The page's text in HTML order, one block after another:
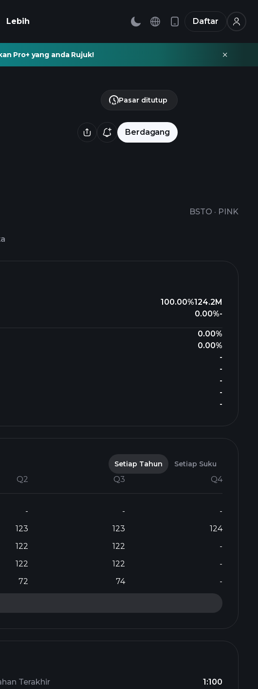
Lebih Daftar
Pro+ yang anda Rujuk!
Berdagang
BSTO · PINK
Pasar ditutup
100.00%124.2M
0.00%-
0.00%
0.00%
-
-
-
-
-
Setiap Tahun Setiap Suku
Q2 Q3 Q4
- -
-
123 123
124
122 122
-
122 122
-
72 74 -
Terakhir
1:100